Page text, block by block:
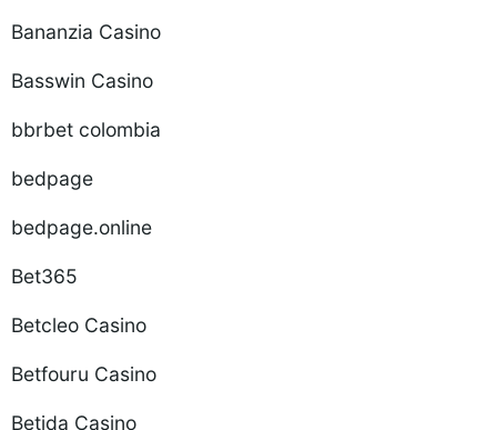
Bananzia Casino
Basswin Casino
bbrbet colombia
bedpage
bedpage.online
Bet365
Betcleo Casino
Betfouru Casino
Betida Casino